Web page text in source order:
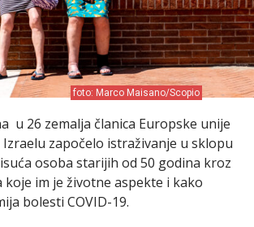
foto: Marco Maisano/Scopio
u 26 zemalja članica Europske unije
Izraelu započelo istraživanje u sklopu
osoba starijih od 50 godina kroz
im je životne aspekte i kako
bolesti COVID-19.